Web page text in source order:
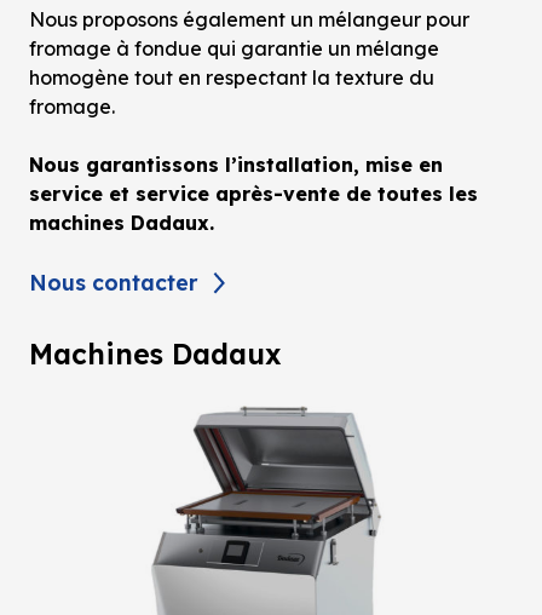
Nous proposons également un mélangeur pour
fromage à fondue qui garantie un mélange
homogène tout en respectant la texture du
fromage.
Nous garantissons l’installation, mise en
service et service après-vente de toutes les
machines Dadaux.
Nous contacter
Machines Dadaux